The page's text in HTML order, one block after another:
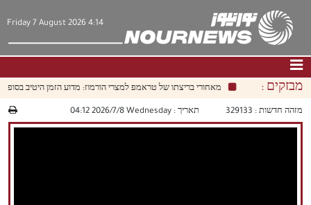
Friday 7 August 2026 4:14
דף הבית|צור קשר|אודות מבזקים : מאחורי בריצתו של טראמפ למצרי הורמוז: מדוע הזמן היטיב בסופו
מזהה חדשות : 329133 תאריך :‫‫Wednesday‬‬ 2026/7/8 04:12